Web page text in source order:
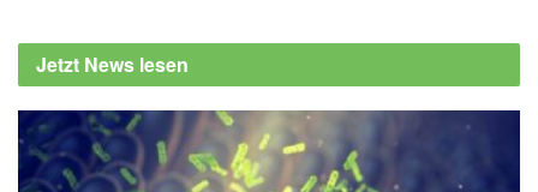
Jetzt News lesen